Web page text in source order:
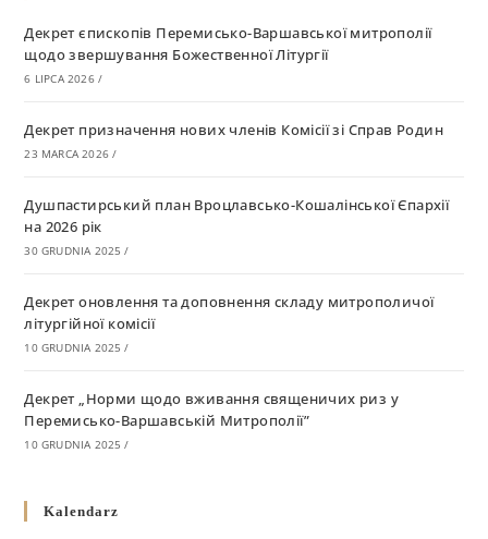
Декрет єпископів Перемисько-Варшавської митрополії
щодо звершування Божественної Літургії
6 LIPCA 2026 /
Декрет призначення нових членів Комісії зі Справ Родин
23 MARCA 2026 /
Душпастирський план Вроцлавсько-Кошалінської Єпархії
на 2026 рік
30 GRUDNIA 2025 /
Декрет оновлення та доповнення складу митрополичої
літургійної комісії
10 GRUDNIA 2025 /
Декрет „Норми щодо вживання священичих риз у
Перемисько-Варшавській Митрополії”
10 GRUDNIA 2025 /
григоріанським календарем
Kalendarz